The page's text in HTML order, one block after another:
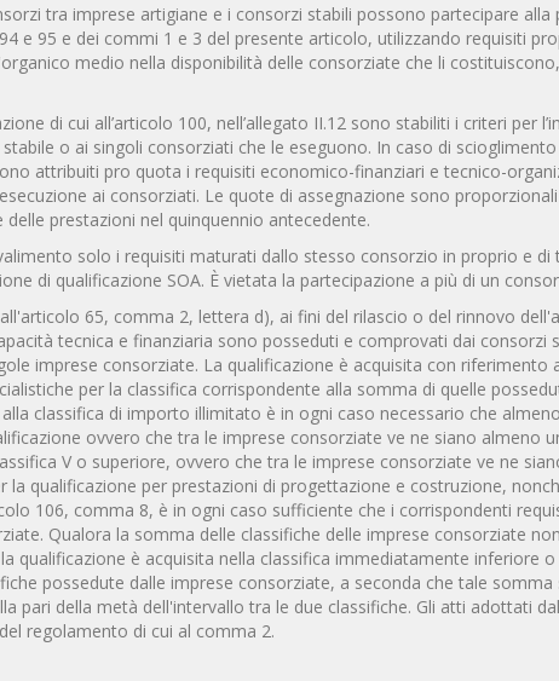
tra imprese artigiane e i consorzi stabili possono partecipare alla
e 95 e dei commi 1 e 3 del presente articolo, utilizzando requisiti
medio nella disponibilità delle consorziate che li
di cui all’articolo 100, nell’allegato II.12 sono stabiliti i criteri per
o ai singoli consorziati che le eseguono. In caso di
attribuiti pro quota i requisiti economico-finanziari e tecnico-
ai consorziati. Le quote di assegnazione sono
delle prestazioni nel quinquennio antecedente.
solo i requisiti maturati dallo stesso consorzio in proprio e di
di qualificazione SOA. È vietata la partecipazione a più di un
65, comma 2, lettera d), ai fini del rilascio o del rinnovo
tecnica e finanziaria sono posseduti e comprovati dai consorzi
imprese consorziate. La qualificazione è acquisita con riferimento
per la classifica corrispondente alla somma di quelle
classifica di importo illimitato è in ogni caso necessario che
ovvero che tra le imprese consorziate ve ne siano almeno
V o superiore, ovvero che tra le imprese consorziate ve ne
la qualificazione per prestazioni di progettazione e costruzione,
106, comma 8, è in ogni caso sufficiente che i corrispondenti
Qualora la somma delle classifiche delle imprese consorziate
qualificazione è acquisita nella classifica immediatamente inferiore
possedute dalle imprese consorziate, a seconda che tale
pari della metà dell'intervallo tra le due classifiche. Gli atti adottati
regolamento di cui al comma 2.